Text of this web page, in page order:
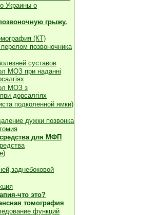
Украины о
грыжу.
(КТ)
позвоночника
суставов
МОЗ при наданнi
МОЗ з
дорсалгіях
подколенной ямки)
дужки позвонка
для МФП
что это?
томография
функций